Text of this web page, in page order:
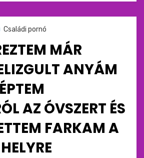
Családi pornó
MÁR
ANYÁM
AZ ÓVSZERT ÉS
FARKAM A